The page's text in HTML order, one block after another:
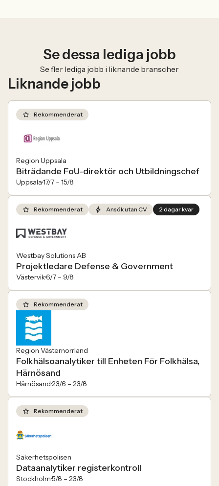
Se dessa lediga jobb
Se fler lediga jobb i liknande branscher
Liknande jobb
Rekommenderat
Region Uppsala
Biträdande FoU-direktör och Utbildningschef
Uppsala17/7 – 15/8
Rekommenderat Ansök utan CV 2 dagar kvar
Westbay Solutions AB
Projektledare Defense & Government
Västervik6/7 – 9/8
Rekommenderat
Region Västernorrland
Folkhälsoanalytiker till Enheten För Folkhälsa,
Härnösand
Härnösand23/6 – 23/8
Rekommenderat
Säkerhetspolisen
Dataanalytiker registerkontroll
Stockholm5/8 – 23/8